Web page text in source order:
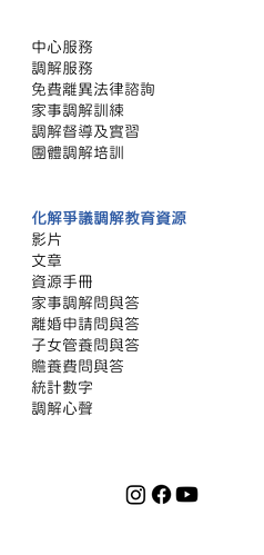
中心服務
調解服務
​免費離異法律諮詢
家事調解訓練
調解督導及實習
團體調解培訓
化解爭議調解教育資源
影片
文章
​資源手冊
家事調解問與答
離婚申請問與答
子女管養問與答
贍養費問與答
統計數字
調解心聲